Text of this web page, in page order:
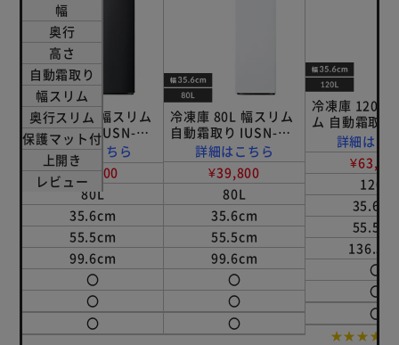
幅
奥行
高さ
自動霜取り
幅スリム
奥行スリム
保護マット付
上開き
レビュー
冷凍庫 80L 幅スリム
自動霜取り IUSN-
8B-HA 【スキマック
ス】
詳細はこちら
¥39,800
80L
35.6cm
55.5cm
99.6cm
〇
〇
〇
冷凍庫 80L 幅スリム
自動霜取り IUSN-
8A-W 【スキマック
ス】
詳細はこちら
¥39,800
80L
35.6cm
55.5cm
99.6cm
〇
〇
〇
冷凍庫 120L
ム 自動霜取
S12A-W 【ス
クス】
詳細はこ
120L
35.6cm
55.5cm
〇
〇
〇
★★★★★